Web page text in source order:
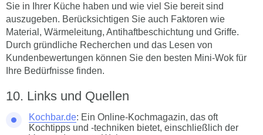
Sie in Ihrer Küche haben und wie viel Sie bereit sind
auszugeben. Berücksichtigen Sie auch Faktoren wie
Material, Wärmeleitung, Antihaftbeschichtung und Griffe.
Durch gründliche Recherchen und das Lesen von
Kundenbewertungen können Sie den besten Mini-Wok für
Ihre Bedürfnisse finden.
Links und Quellen
Kochbar.de: Ein Online-Kochmagazin, das oft
Kochtipps und -techniken bietet, einschließlich der